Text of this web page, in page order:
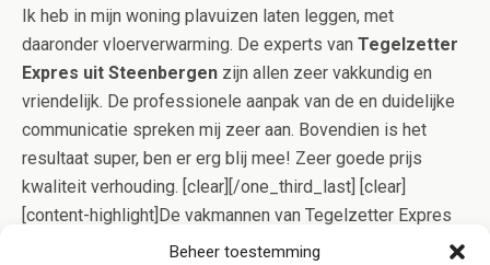
Beheer toestemming
Ik heb in mijn woning plavuizen laten leggen, met
daaronder vloerverwarming. De experts van Tegelzetter
Expres uit Steenbergen zijn allen zeer vakkundig en
vriendelijk. De professionele aanpak van de en duidelijke
communicatie spreken mij zeer aan. Bovendien is het
resultaat super, ben er erg blij mee! Zeer goede prijs
kwaliteit verhouding. [clear][/one_third_last] [clear]
[content-highlight]De vakmannen van Tegelzetter Expres
Steenbergen gaan op effectieve wijze voor u aan de slag,